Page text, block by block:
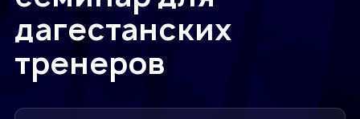
дагестанских
тренеров